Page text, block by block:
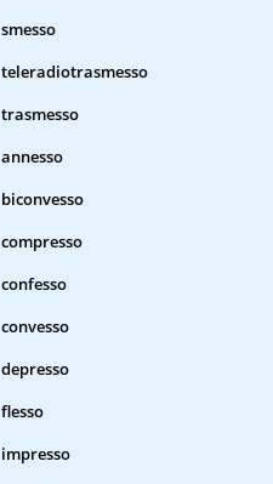
smesso
teleradiotrasmesso
trasmesso
annesso
biconvesso
compresso
confesso
convesso
depresso
flesso
impresso